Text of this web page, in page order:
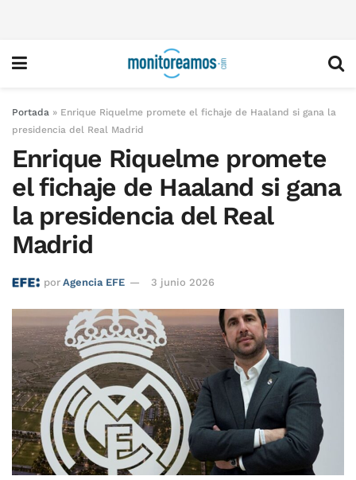
Portada » Enrique Riquelme promete el fichaje de Haaland si gana la
presidencia del Real Madrid
Enrique Riquelme promete
el fichaje de Haaland si gana
la presidencia del Real
Madrid
por Agencia EFE 3 junio 2026